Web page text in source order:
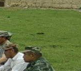
产知识“五进”活动，